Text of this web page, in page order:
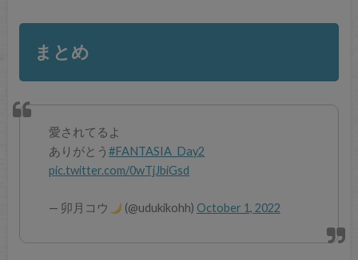
まとめ
愛されてるよ
ありがとう#FANTASIA_Day2
pic.twitter.com/0wTjJbiGsd
— 卯月コウ (@udukikohh) October 1, 2022